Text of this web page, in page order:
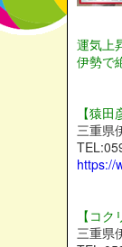
運気上
伊勢で
【猿田
三重県
https://
【コク
三重県